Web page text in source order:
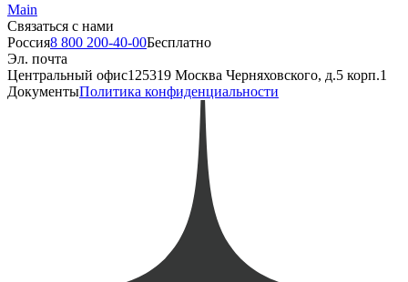
Main
Связаться с нами
Россия8 800 200-40-00Бесплатно
Эл. почта
Центральный офис125319 Москва Черняховского, д.5 корп.1
ДокументыПолитика конфиденциальности